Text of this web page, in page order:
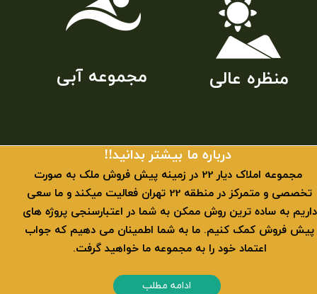
مجموعه آبی منظره عالی
​​درباره ما بیشتر بدانید!!
​ مجموعه املاک دیار 22 در زمینه پیش فروش ملک به صورت
تخصصی و متمرکز در منطقه 22 تهران فعالیت میکند و ما سعی
داریم به ساده ترین روش ممکن به شما در اعتبارسنجی پروژه های
پیش فروش کمک کنیم. ما به شما اطمینان می دهیم که جواب
اعتماد خود را به مجموعه ما خواهید گرفت.
ادامه مطلب